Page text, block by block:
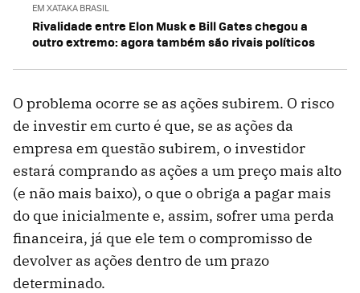
EM XATAKA BRASIL
Rivalidade entre Elon Musk e Bill Gates chegou a
outro extremo: agora também são rivais políticos
O problema ocorre se as ações subirem. O risco
de investir em curto é que, se as ações da
empresa em questão subirem, o investidor
estará comprando as ações a um preço mais alto
(e não mais baixo), o que o obriga a pagar mais
do que inicialmente e, assim, sofrer uma perda
financeira, já que ele tem o compromisso de
devolver as ações dentro de um prazo
determinado.